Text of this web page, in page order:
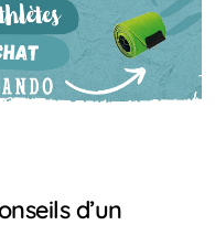
d’un